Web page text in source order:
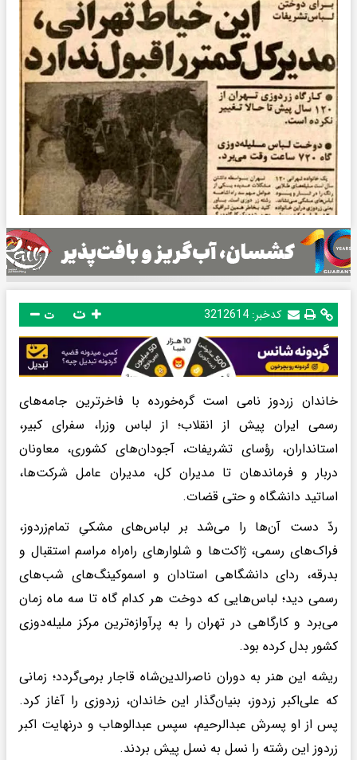
کدخبر: 3212614 ت
خاندان زردوز نامی است گره‌خورده با فاخرترین جامه‌های
رسمی ایران پیش از انقلاب؛ از لباس وزرا، سفرای کبیر،
استانداران، رؤسای تشریفات، آجودان‌های کشوری، معاونان
دربار و فرماندهان تا مدیران کل، مدیران عامل شرکت‌ها،
اساتید دانشگاه و حتی قضات.
ردّ دست آن‌ها را می‌شد بر لباس‌های مشکیِ تمام‌زردوز،
فراک‌های رسمی، ژاکت‌ها و شلوارهای راه‌راه مراسم استقبال و
بدرقه، ردای دانشگاهی استادان و اسموکینگ‌های شب‌های
رسمی دید؛ لباس‌هایی که دوخت هر کدام گاه تا سه ماه زمان
می‌برد و کارگاهی در تهران را به پرآوازه‌ترین مرکز ملیله‌دوزی
کشور بدل کرده بود.
ریشه این هنر به دوران ناصرالدین‌شاه قاجار برمی‌گردد؛ زمانی
که علی‌اکبر زردوز، بنیان‌گذار این خاندان، زردوزی را آغاز کرد.
پس از او پسرش عبدالرحیم، سپس عبدالوهاب و درنهایت اکبر
زردوز این رشته را نسل به نسل پیش بردند.